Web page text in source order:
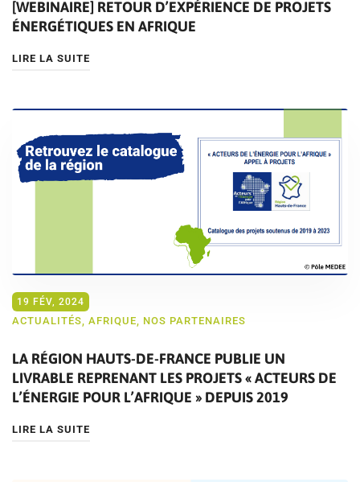
[WEBINAIRE] RETOUR D’EXPÉRIENCE DE PROJETS
ÉNERGÉTIQUES EN AFRIQUE
LIRE LA SUITE
19 FÉV, 2024
ACTUALITÉS AFRIQUE NOS PARTENAIRES
LA RÉGION HAUTS-DE-FRANCE PUBLIE UN
LIVRABLE REPRENANT LES PROJETS « ACTEURS DE
L’ÉNERGIE POUR L’AFRIQUE » DEPUIS 2019
LIRE LA SUITE